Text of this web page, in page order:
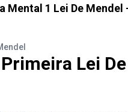
Mental 1 Lei De Mendel
Lei